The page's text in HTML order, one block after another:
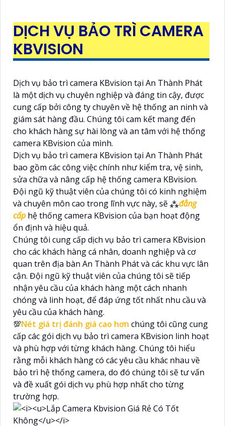
DỊCH VỤ BẢO TRÌ CAMERA
KBVISION
Dịch vụ bảo trì camera KBvision tại An Thành Phát
là một dịch vụ chuyên nghiệp và đáng tin cậy, được
cung cấp bởi công ty chuyên về hệ thống an ninh và
giám sát hàng đầu. Chúng tôi cam kết mang đến
cho khách hàng sự hài lòng và an tâm với hệ thống
camera KBvision của mình.
Dịch vụ bảo trì camera KBvision tại An Thành Phát
bao gồm các công việc chính như kiểm tra, vệ sinh,
sửa chữa và nâng cấp hệ thống camera KBvision.
Đội ngũ kỹ thuật viên của chúng tôi có kinh nghiệm
và chuyên môn cao trong lĩnh vực này, sẽ ⁂đẳng
cấp hệ thống camera KBvision của bạn hoạt động
ổn định và hiệu quả.
Chúng tôi cung cấp dịch vụ bảo trì camera KBvision
cho các khách hàng cá nhân, doanh nghiệp và cơ
quan trên địa bàn An Thành Phát và các khu vực lân
cận. Đội ngũ kỹ thuật viên của chúng tôi sẽ tiếp
nhận yêu cầu của khách hàng một cách nhanh
chóng và linh hoạt, để đáp ứng tốt nhất nhu cầu và
yêu cầu của khách hàng.
💯Nét giá trị đánh giá cao hơn chúng tôi cũng cung
cấp các gói dịch vụ bảo trì camera KBvision linh hoạt
và phù hợp với từng khách hàng. Chúng tôi hiểu
rằng mỗi khách hàng có các yêu cầu khác nhau về
bảo trì hệ thống camera, do đó chúng tôi sẽ tư vấn
và đề xuất gói dịch vụ phù hợp nhất cho từng
trường hợp.